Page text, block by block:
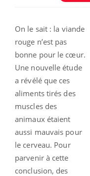
On le sait : la viande
rouge n’est pas
bonne pour le cœur.
Une nouvelle étude
a révélé que ces
aliments tirés des
muscles des
animaux étaient
aussi mauvais pour
le cerveau. Pour
parvenir à cette
conclusion, des